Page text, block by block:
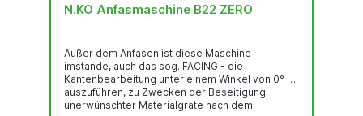
N.KO Anfasmaschine B22 ZERO
Außer dem Anfasen ist diese Maschine
imstande, auch das sog. FACING - die
Kantenbearbeitung unter einem Winkel von 0° -
auszuführen, zu Zwecken der Beseitigung
unerwünschter Materialgrate nach dem